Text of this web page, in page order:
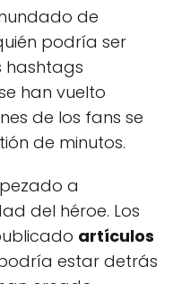
de
podría ser
hashtags
han vuelto
de los fans se
de minutos.
a
del héroe. Los
artículos
estar detrás